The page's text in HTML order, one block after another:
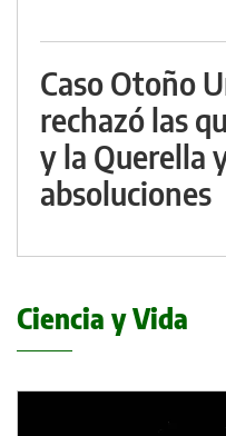
Caso Otoño
rechazó las
y la Querella
absoluciones
Ciencia y Vida